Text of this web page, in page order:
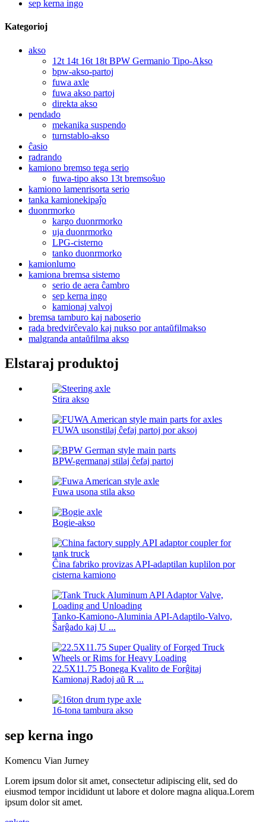
sep kerna ingo
Kategorioj
akso
12t 14t 16t 18t BPW Germanio Tipo-Akso
bpw-akso-partoj
fuwa axle
fuwa akso partoj
direkta akso
pendado
mekanika suspendo
turnstablo-akso
ĉasio
radrando
kamiono bremso tega serio
fuwa-tipo akso 13t bremsoŝuo
kamiono lamenrisorta serio
tanka kamionekipaĵo
duonrmorko
kargo duonrmorko
uja duonrmorko
LPG-cisterno
tanko duonrmorko
kamionlumo
kamiona bremsa sistemo
serio de aera ĉambro
sep kerna ingo
kamionaj valvoj
bremsa tamburo kaj naboserio
rada bredvirĉevalo kaj nukso por antaŭfilmakso
malgranda antaŭfilma akso
Elstaraj produktoj
Stira akso
FUWA usonstilaj ĉefaj partoj por aksoj
BPW-germanaj stilaj ĉefaj partoj
Fuwa usona stila akso
Bogie-akso
Ĉina fabriko provizas API-adaptilan kuplilon por
cisterna kamiono
Tanko-Kamiono-Aluminia API-Adaptilo-Valvo,
Ŝarĝado kaj U ...
22.5X11.75 Bonega Kvalito de Forĝitaj
Kamionaj Radoj aŭ R ...
16-tona tambura akso
sep kerna ingo
Komencu Vian Jurney
Lorem ipsum dolor sit amet, consectetur adipiscing elit, sed do
eiusmod tempor incididunt ut labore et dolore magna aliqua.Lorem
ipsum dolor sit amet.